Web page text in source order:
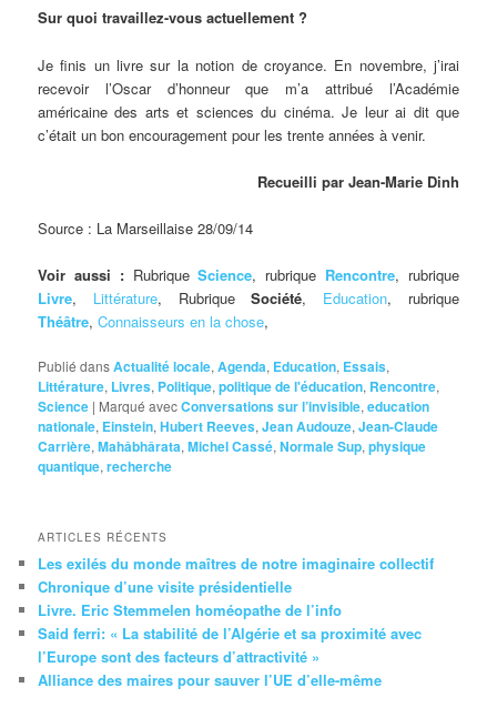
Sur quoi travaillez-vous actuellement ?
Je finis un livre sur la notion de croyance. En novembre, j’irai
recevoir l’Oscar d’honneur que m’a attribué l’Académie
américaine des arts et sciences du cinéma. Je leur ai dit que
c’était un bon encouragement pour les trente années à venir.
Recueilli par Jean-Marie Dinh
Source : La Marseillaise 28/09/14
Voir aussi :RubriqueScience, rubrique Rencontre, rubrique
Livre, Littérature, RubriqueSociété, Education, rubrique
Théâtre,Connaisseurs en la chose,
Publié dansActualité locale,Agenda, Education, Essais,
Littérature, Livres, Politique,politique de l'éducation, Rencontre,
Science | Marqué avecConversations sur l’invisible,education
nationale, Einstein,Hubert Reeves,Jean Audouze,Jean-Claude
Carrière,Mahâbhârata,Michel Cassé,Normale Sup,physique
quantique,recherche
ARTICLES RÉCENTS
Les exilés du monde maîtres de notre imaginaire collectif
Chronique d’une visite présidentielle
Livre. Eric Stemmelen homéopathe de l’info
Said ferri: « La stabilité de l’Algérie et sa proximité avec
l’Europe sont des facteurs d’attractivité »
Alliance des maires pour sauver l’UE d’elle-même